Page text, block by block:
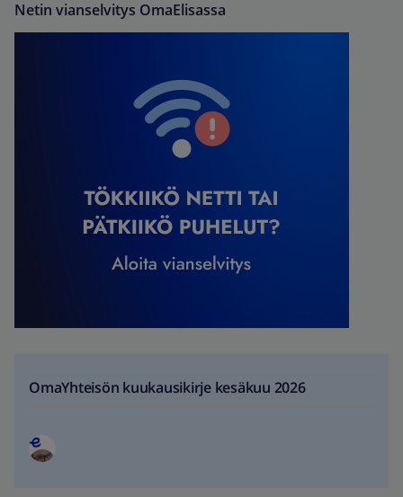
Netin vianselvitys OmaElisassa
OmaYhteisön kuukausikirje kesäkuu 2026